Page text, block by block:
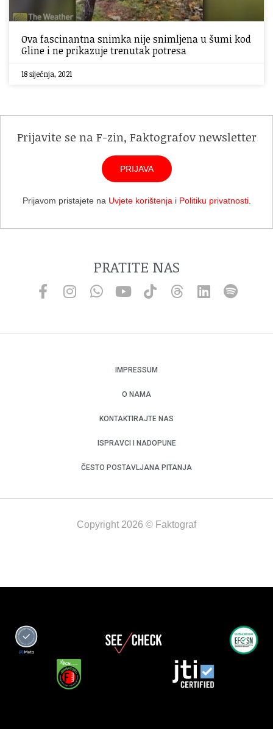
Ova fascinantna snimka nije snimljena u šumi kod
Gline i ne prikazuje trenutak potresa
18 siječnja, 2021
Prijavite se na F-zin, Faktografov newsletter
PRIJAVA
Prijavom pristajete na Uvjete korištenja i Politiku privatnosti.
PRATITE NAS
IMPRESSUM
O NAMA
KONTAKTIRAJTE NAS
ISPRAVCI I NADOPUNE
ČESTO POSTAVLJANA PITANJA
Copyright 2026 © Faktograf